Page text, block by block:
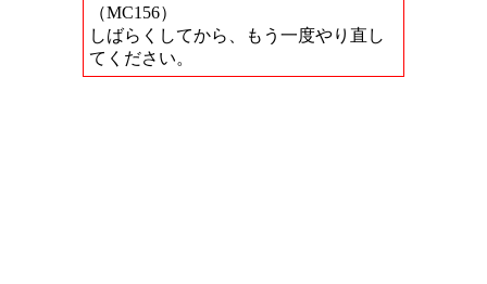
（MC156）
しばらくしてから、もう一度やり直し
てください。